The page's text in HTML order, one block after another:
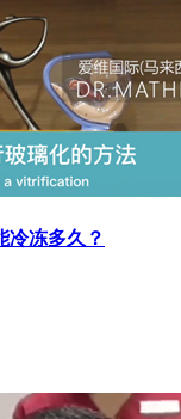
冷冻多久？